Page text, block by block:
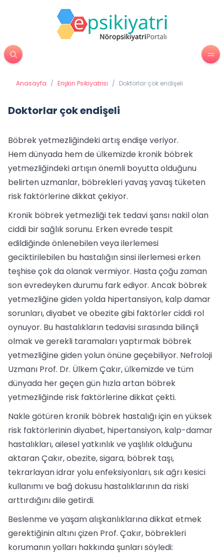
Anasayfa / Erişkin Psikiyatrisi / Doktorlar çok endişeli
Doktorlar çok endişeli
Böbrek yetmezliğindeki artış endişe veriyor.
Hem dünyada hem de ülkemizde kronik böbrek
yetmezliğindeki artışın önemli boyutta olduğunu
belirten uzmanlar, böbrekleri yavaş yavaş tüketen
risk faktörlerine dikkat çekiyor.
Kronik böbrek yetmezliği tek tedavi şansı nakil olan
ciddi bir sağlık sorunu. Erken evrede tespit
edildiğinde önlenebilen veya ilerlemesi
geciktirilebilen bu hastalığın sinsi ilerlemesi erken
teşhise çok da olanak vermiyor. Hasta çoğu zaman
son evredeyken durumu fark ediyor. Ancak böbrek
yetmezliğine giden yolda hipertansiyon, kalp damar
sorunları, diyabet ve obezite gibi faktörler ciddi rol
oynuyor. Bu hastalıkların tedavisi sırasında bilinçli
olmak ve gerekli taramaları yaptırmak böbrek
yetmezliğine giden yolun önüne geçebiliyor. Nefroloji
Uzmanı Prof. Dr. Ülkem Çakır, ülkemizde ve tüm
dünyada her geçen gün hızla artan böbrek
yetmezliğinde risk faktörlerine dikkat çekti.
Nakle götüren kronik böbrek hastalığı için en yüksek
risk faktörlerinin diyabet, hipertansiyon, kalp-damar
hastalıkları, ailesel yatkınlık ve yaşlılık olduğunu
aktaran Çakır, obezite, sigara, böbrek taşı,
tekrarlayan idrar yolu enfeksiyonları, sık ağrı kesici
kullanımı ve bağ dokusu hastalıklarının da riski
arttırdığını dile getirdi.
Beslenme ve yaşam alışkanlıklarına dikkat etmek
gerektiğinin altını çizen Prof. Çakır, böbrekleri
korumanın yolları hakkında şunları söyledi: